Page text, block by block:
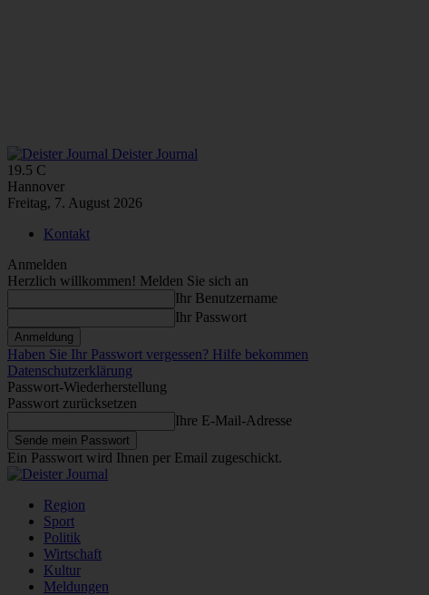
Deister Journal
19.5 C
Hannover
Freitag, 7. August 2026
Kontakt
Anmelden
Herzlich willkommen! Melden Sie sich an
Ihr Benutzername
Ihr Passwort
Haben Sie Ihr Passwort vergessen? Hilfe bekommen
Datenschutzerklärung
Passwort-Wiederherstellung
Passwort zurücksetzen
Ihre E-Mail-Adresse
Ein Passwort wird Ihnen per Email zugeschickt.
Region
Sport
Politik
Wirtschaft
Kultur
Meldungen